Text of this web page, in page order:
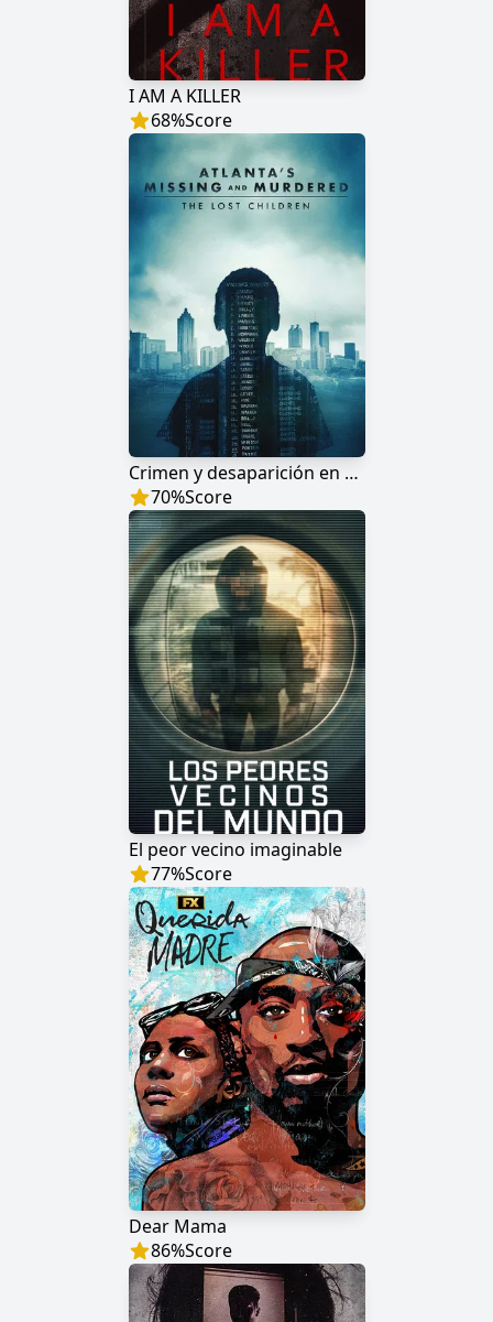
I AM A KILLER
68%Score
Crimen y desaparición en Atlanta: los niños perdidos
70%Score
El peor vecino imaginable
77%Score
Dear Mama
86%Score